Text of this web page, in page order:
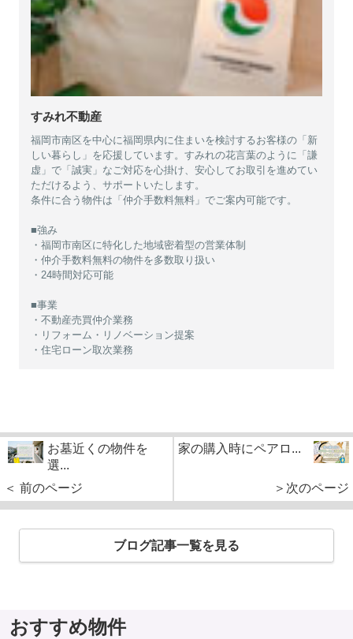
すみれ不動産
福岡市南区を中心に福岡県内に住まいを検討するお客様の「新
しい暮らし」を応援しています。すみれの花言葉のように「謙
虚」で「誠実」なご対応を心掛け、安心してお取引を進めてい
ただけるよう、サポートいたします。
条件に合う物件は「仲介手数料無料」でご案内可能です。
■強み
・福岡市南区に特化した地域密着型の営業体制
・仲介手数料無料の物件を多数取り扱い
・24時間対応可能
■事業
・不動産売買仲介業務
・リフォーム・リノベーション提案
・住宅ローン取次業務
お墓近くの物件を
選...
＜ 前のページ
家の購入時にペアロ...
＞次のページ
ブログ記事一覧を見る
おすすめ物件